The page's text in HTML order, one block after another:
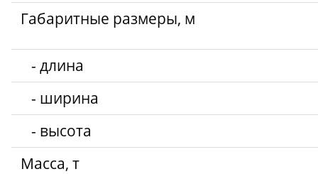
Габаритные размеры, м
- длина
- ширина
- высота
Масса, т